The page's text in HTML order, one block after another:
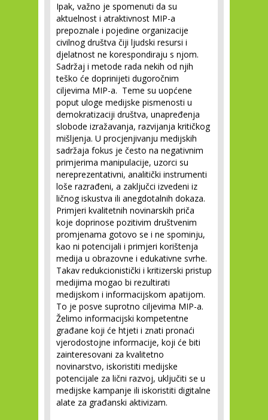
Ipak, važno je spomenuti da su
aktuelnost i atraktivnost MIP-a
prepoznale i pojedine organizacije
civilnog društva čiji ljudski resursi i
djelatnost ne korespondiraju s njom.
Sadržaj i metode rada nekih od njih
teško će doprinijeti dugoročnim
ciljevima MIP-a. Teme su uopćene
poput uloge medijske pismenosti u
demokratizaciji društva, unapređenja
slobode izražavanja, razvijanja kritičkog
mišljenja. U procjenjivanju medijskih
sadržaja fokus je često na negativnim
primjerima manipulacije, uzorci su
nereprezentativni, analitički instrumenti
loše razrađeni, a zaključci izvedeni iz
ličnog iskustva ili anegdotalnih dokaza.
Primjeri kvalitetnih novinarskih priča
koje doprinose pozitivim društvenim
promjenama gotovo se i ne spominju,
kao ni potencijali i primjeri korištenja
medija u obrazovne i edukativne svrhe.
Takav redukcionistički i kritizerski pristup
medijima mogao bi rezultirati
medijskom i informacijskom apatijom.
To je posve suprotno ciljevima MIP-a.
Želimo informacijski kompetentne
građane koji će htjeti i znati pronaći
vjerodostojne informacije, koji će biti
zainteresovani za kvalitetno
novinarstvo, iskoristiti medijske
potencijale za lični razvoj, uključiti se u
medijske kampanje ili iskoristiti digitalne
alate za građanski aktivizam.